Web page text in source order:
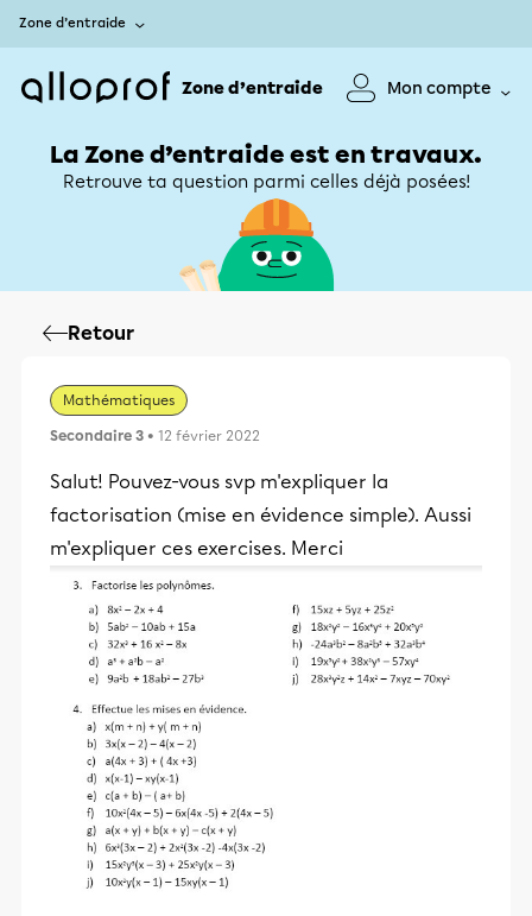
Zone d’entraide
Zone d’entraide Mon compte
La Zone d’entraide est en travaux.
Retrouve ta question parmi celles déjà posées!
Retour
Mathématiques
Secondaire 3 • 12 février 2022
Salut! Pouvez-vous svp m'expliquer la
factorisation (mise en évidence simple). Aussi
m'expliquer ces exercises. Merci